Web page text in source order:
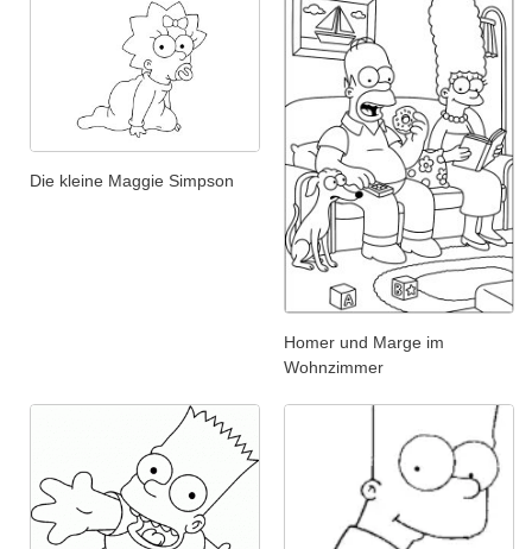
Die kleine Maggie Simpson
Homer und Marge im
Wohnzimmer